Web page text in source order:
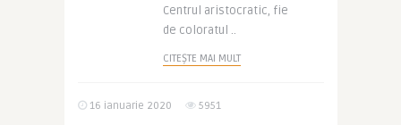
Centrul aristocratic, fie
de coloratul ..
CITEȘTE MAI MULT
16 ianuarie 2020 5951